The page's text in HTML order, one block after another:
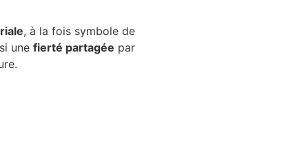
, à la fois symbole de
une fierté partagée par